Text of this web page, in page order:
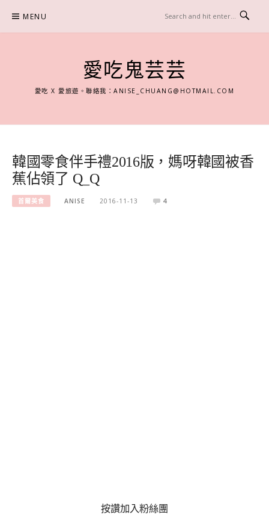
content
MENU
愛吃鬼芸芸
愛吃 X 愛旅遊。聯絡我：ANISE_CHUANG@HOTMAIL.COM
韓國零食伴手禮2016版，媽呀韓國被香
蕉佔領了 Q_Q
首爾美食 ANISE 2016-11-13 4
按讚加入粉絲團